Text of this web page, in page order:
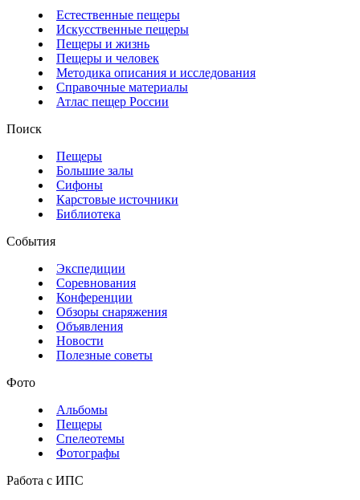
Естественные пещеры
Искусственные пещеры
Пещеры и жизнь
Пещеры и человек
Методика описания и исследования
Справочные материалы
Атлас пещер России
Поиск
Пещеры
Большие залы
Сифоны
Карстовые источники
Библиотека
События
Экспедиции
Соревнования
Конференции
Обзоры снаряжения
Объявления
Новости
Полезные советы
Фото
Альбомы
Пещеры
Спелеотемы
Фотографы
Работа с ИПС